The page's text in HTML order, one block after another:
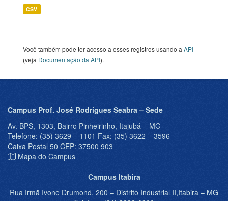
CSV
Você também pode ter acesso a esses registros usando a API
(veja Documentação da API).
Campus Prof. José Rodrigues Seabra – Sede
Av. BPS, 1303, Bairro Pinheirinho, Itajubá – MG
Telefone: (35) 3629 – 1101 Fax: (35) 3622 – 3596
Caixa Postal 50 CEP: 37500 903
Mapa do Campus
Campus Itabira
Rua Irmã Ivone Drumond, 200 – Distrito Industrial II,Itabira – MG